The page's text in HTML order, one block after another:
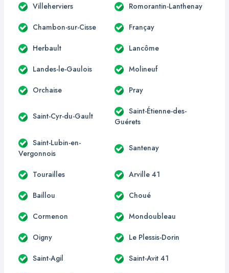
Villeherviers Romorantin-Lanthenay
Chambon-sur-Cisse Françay
Herbault Lancôme
Landes-le-Gaulois Molineuf
Orchaise Pray
Saint-Cyr-du-Gault
Saint-Étienne-des-
Guérets
Saint-Lubin-en-
Vergonnois
Santenay
Tourailles Arville 41
Baillou Choué
Cormenon Mondoubleau
Oigny Le Plessis-Dorin
Saint-Agil Saint-Avit 41